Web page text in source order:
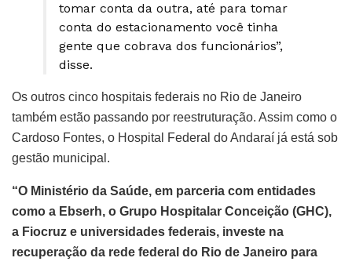
tomar conta da outra, até para tomar
conta do estacionamento você tinha
gente que cobrava dos funcionários”,
disse.
Os outros cinco hospitais federais no Rio de Janeiro
também estão passando por reestruturação. Assim como o
Cardoso Fontes, o Hospital Federal do Andaraí já está sob
gestão municipal.
“O Ministério da Saúde, em parceria com entidades
como a Ebserh, o Grupo Hospitalar Conceição (GHC),
a Fiocruz e universidades federais, investe na
recuperação da rede federal do Rio de Janeiro para